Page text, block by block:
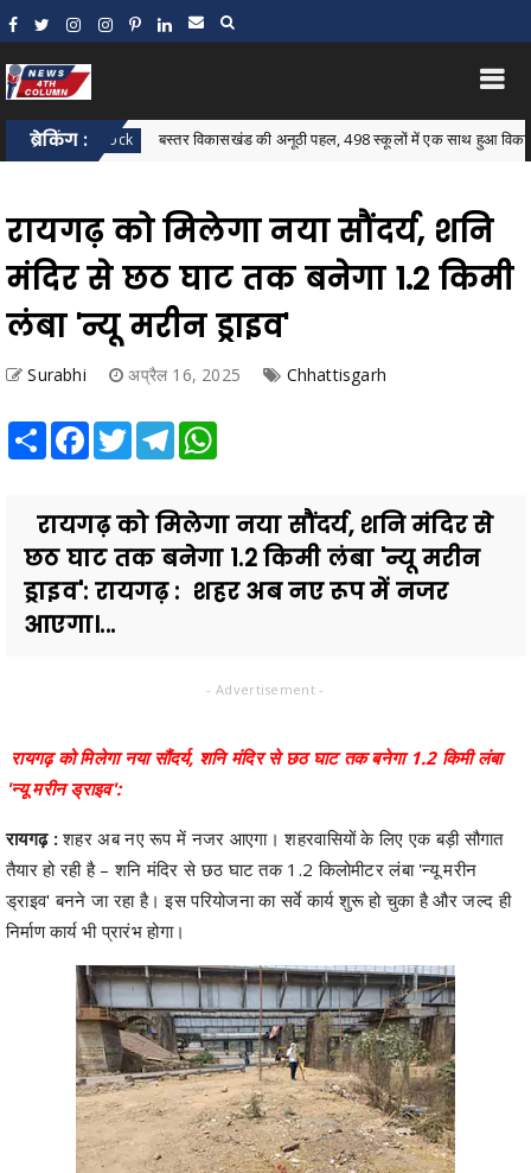
ब्रेकिंग :
Block बस्तर विकासखंड की अनूठी पहल, 498 स्कूलों में एक साथ हुआ विकासखंड स्तरीय
रायगढ़ को मिलेगा नया सौंदर्य, शनि
मंदिर से छठ घाट तक बनेगा 1.2 किमी
लंबा 'न्यू मरीन ड्राइव'
Surabhi अप्रैल 16, 2025 Chhattisgarh
Share Facebook
TwitterTelegram
रायगढ़ को मिलेगा नया सौंदर्य, शनि मंदिर से
छठ घाट तक बनेगा 1.2 किमी लंबा 'न्यू मरीन
ड्राइव': रायगढ़ : शहर अब नए रूप में नजर
आएगा।...
- Advertisement -
रायगढ़ को मिलेगा नया सौंदर्य, शनि मंदिर से छठ घाट तक बनेगा 1.2 किमी लंबा
'न्यू मरीन ड्राइव':
रायगढ़ :शहर अब नए रूप में नजर आएगा। शहरवासियों के लिए एक बड़ी सौगात
तैयार हो रही है – शनि मंदिर से छठ घाट तक 1.2 किलोमीटर लंबा 'न्यू मरीन
ड्राइव' बनने जा रहा है। इस परियोजना का सर्वे कार्य शुरू हो चुका है और जल्द ही
निर्माण कार्य भी प्रारंभ होगा।